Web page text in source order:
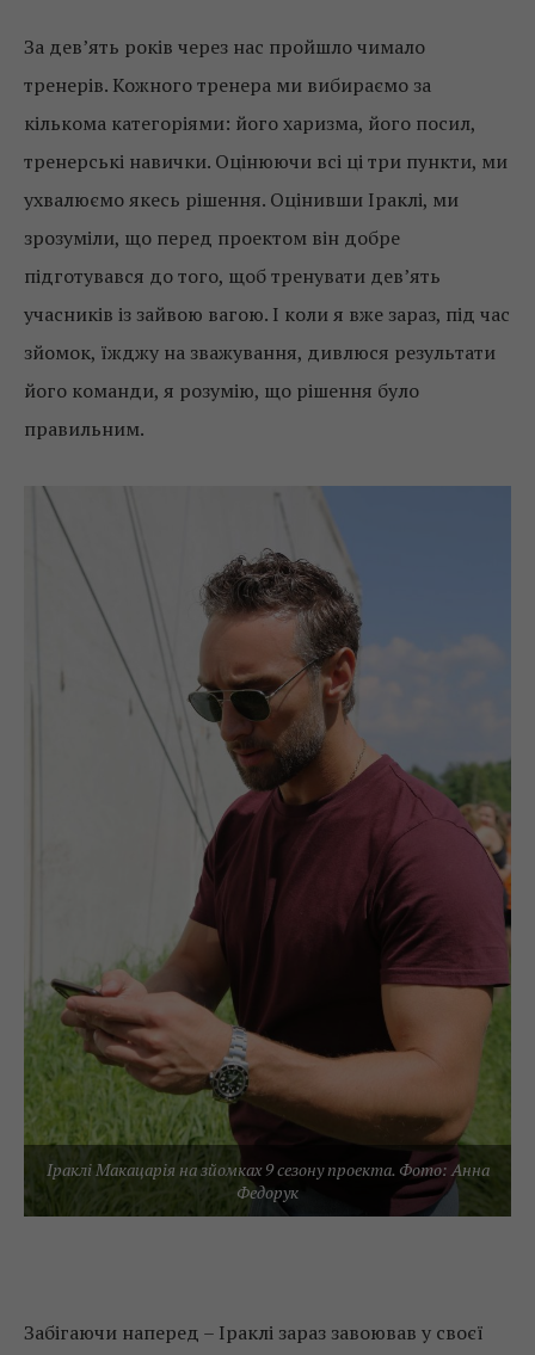
За дев’ять років через нас пройшло чимало
тренерів. Кожного тренера ми вибираємо за
кількома категоріями: його харизма, його посил,
тренерські навички. Оцінюючи всі ці три пункти, ми
ухвалюємо якесь рішення. Оцінивши Іраклі, ми
зрозуміли, що перед проектом він добре
підготувався до того, щоб тренувати дев’ять
учасників із зайвою вагою. І коли я вже зараз, під час
зйомок, їжджу на зважування, дивлюся результати
його команди, я розумію, що рішення було
правильним.
Іраклі Макацарія на зйомках 9 сезону проекта. Фото: Анна
Федорук
Забігаючи наперед – Іраклі зараз завоював у своєї